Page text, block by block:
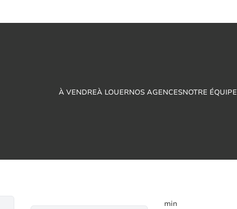
À VENDREÀ LOUERNOS AGENCESNOTRE ÉQUIPE
min